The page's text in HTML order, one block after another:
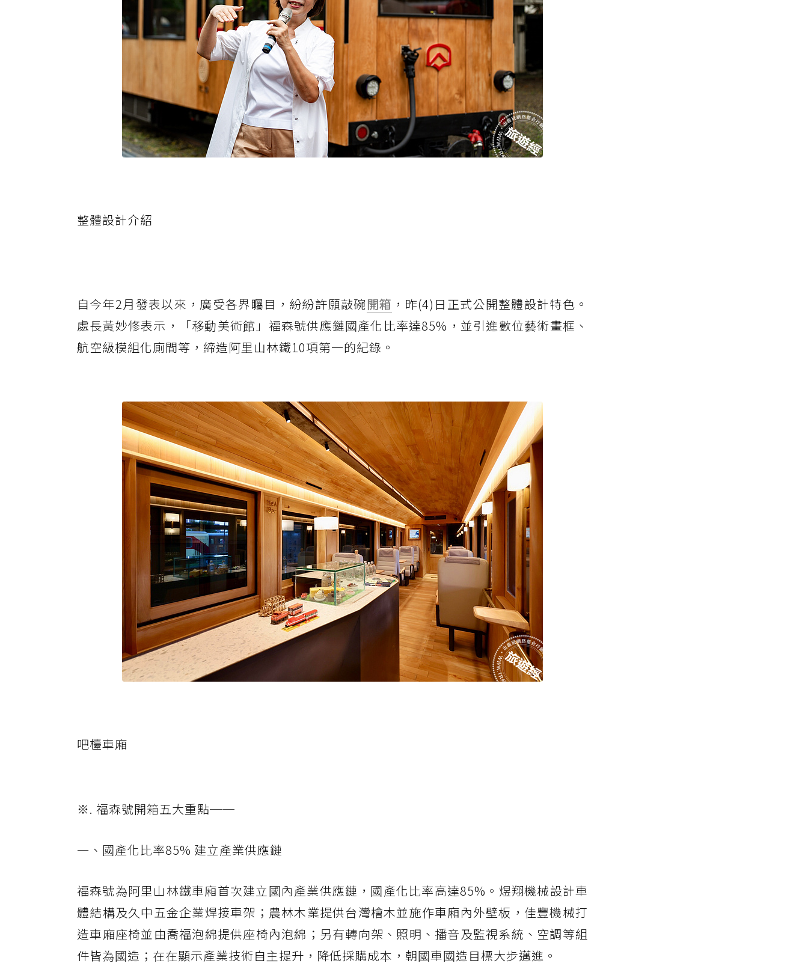
整體設計介紹
自今年2月發表以來，廣受各界矚目，紛紛許願敲碗開箱 ，昨(4)日正式公開整體設計特色。
處長黃妙修表示，「移動美術館」福森號供應鏈國產化比率達85%，並引進數位藝術畫框、
航空級模組化廁間等，締造阿里山林鐵10項第一的紀錄。
吧檯車廂
※. 福森號開箱五大重點──
一、國產化比率85% 建立產業供應鏈
福森號為阿里山林鐵車廂首次建立國內產業供應鏈，國產化比率高達85%。煜翔機械設計車
體結構及久中五金企業焊接車架；農林木業提供台灣檜木並施作車廂內外壁板，佳豐機械打
造車廂座椅並由喬福泡綿提供座椅內泡綿；另有轉向架、照明、播音及監視系統、空調等組
件皆為國造；在在顯示產業技術自主提升，降低採購成本，朝國車國造目標大步邁進。